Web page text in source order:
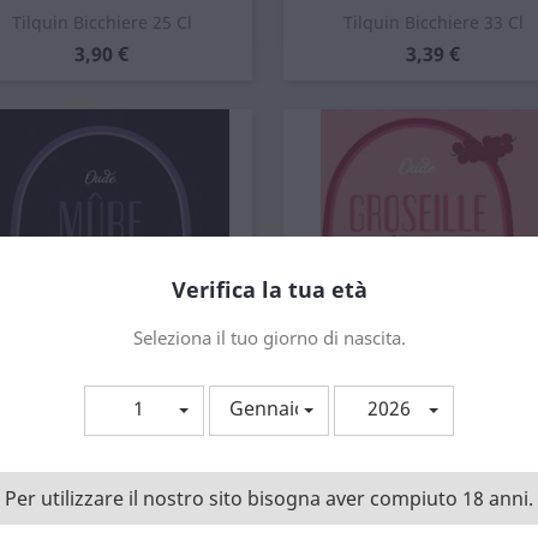
Tilquin Bicchiere 25 Cl
Prezzo
3,90 €
Anteprima Tilquin Bicchiere 33 Cl
Prezzo
3,39 €
Anteprima
Tilquin Mure 75 Cl
19,00 €
Anteprima Tilquin Oude Groseille...
11,59 €
Anteprima
Verifica la tua età
Seleziona il tuo giorno di nascita.
1 Gennaio 2026
Per utilizzare il nostro sito bisogna aver compiuto 18 anni.